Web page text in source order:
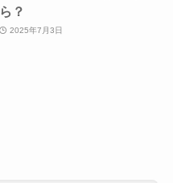
ら？
2025年7月3日